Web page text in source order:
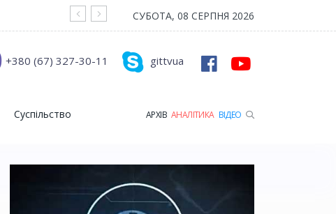
На війні загинув Герой з Рожищенської
СУБОТА, 08 СЕРПНЯ 2026
gittvua
+380 (67) 327-30-11
Суспільство АРХІВ АНАЛІТИКА ВІДЕО